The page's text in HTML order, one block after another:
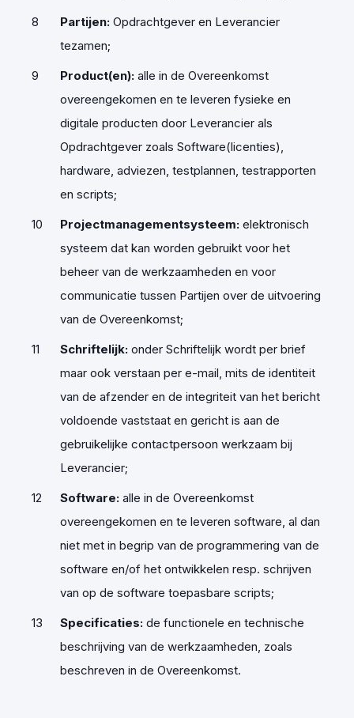
Partijen: Opdrachtgever en Leverancier
tezamen;
Product(en): alle in de Overeenkomst
overeengekomen en te leveren fysieke en
digitale producten door Leverancier als
Opdrachtgever zoals Software(licenties),
hardware, adviezen, testplannen, testrapporten
en scripts;
Projectmanagementsysteem: elektronisch
systeem dat kan worden gebruikt voor het
beheer van de werkzaamheden en voor
communicatie tussen Partijen over de uitvoering
van de Overeenkomst;
Schriftelijk: onder Schriftelijk wordt per brief
maar ook verstaan per e-mail, mits de identiteit
van de afzender en de integriteit van het bericht
voldoende vaststaat en gericht is aan de
gebruikelijke contactpersoon werkzaam bij
Leverancier;
Software: alle in de Overeenkomst
overeengekomen en te leveren software, al dan
niet met in begrip van de programmering van de
software en/of het ontwikkelen resp. schrijven
van op de software toepasbare scripts;
Specificaties: de functionele en technische
beschrijving van de werkzaamheden, zoals
beschreven in de Overeenkomst.